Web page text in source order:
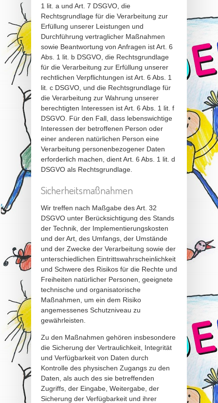
1 lit. a und Art. 7 DSGVO, die
Rechtsgrundlage für die Verarbeitung zur
Erfüllung unserer Leistungen und
Durchführung vertraglicher Maßnahmen
sowie Beantwortung von Anfragen ist Art. 6
Abs. 1 lit. b DSGVO, die Rechtsgrundlage
für die Verarbeitung zur Erfüllung unserer
rechtlichen Verpflichtungen ist Art. 6 Abs. 1
lit. c DSGVO, und die Rechtsgrundlage für
die Verarbeitung zur Wahrung unserer
berechtigten Interessen ist Art. 6 Abs. 1 lit. f
DSGVO. Für den Fall, dass lebenswichtige
Interessen der betroffenen Person oder
einer anderen natürlichen Person eine
Verarbeitung personenbezogener Daten
erforderlich machen, dient Art. 6 Abs. 1 lit. d
DSGVO als Rechtsgrundlage.
Sicherheitsmaßnahmen
Wir treffen nach Maßgabe des Art. 32
DSGVO unter Berücksichtigung des Stands
der Technik, der Implementierungskosten
und der Art, des Umfangs, der Umstände
und der Zwecke der Verarbeitung sowie der
unterschiedlichen Eintrittswahrscheinlichkeit
und Schwere des Risikos für die Rechte und
Freiheiten natürlicher Personen, geeignete
technische und organisatorische
Maßnahmen, um ein dem Risiko
angemessenes Schutzniveau zu
gewährleisten.
Zu den Maßnahmen gehören insbesondere
die Sicherung der Vertraulichkeit, Integrität
und Verfügbarkeit von Daten durch
Kontrolle des physischen Zugangs zu den
Daten, als auch des sie betreffenden
Zugriffs, der Eingabe, Weitergabe, der
Sicherung der Verfügbarkeit und ihrer